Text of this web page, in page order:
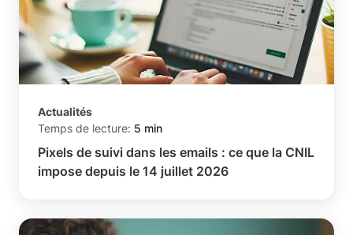
Actualités
Temps de lecture: 5 min
Pixels de suivi dans les emails : ce que la CNIL
impose depuis le 14 juillet 2026